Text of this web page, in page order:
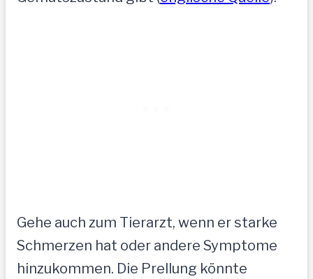
Gehe auch zum Tierarzt, wenn er starke
Schmerzen hat oder andere Symptome
hinzukommen. Die Prellung könnte